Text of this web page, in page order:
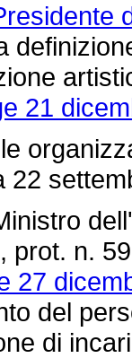
21
22
prot. n.
27
del
di